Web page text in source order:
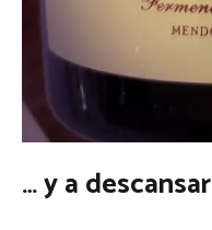
… y a descansar